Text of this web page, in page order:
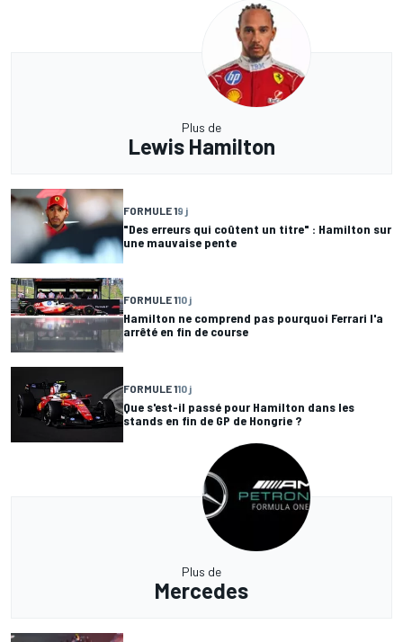
Plus de
Lewis Hamilton
FORMULE 19 j
"Des erreurs qui coûtent un titre" : Hamilton sur
une mauvaise pente
FORMULE 110 j
Hamilton ne comprend pas pourquoi Ferrari l'a
arrêté en fin de course
FORMULE 110 j
Que s'est-il passé pour Hamilton dans les
stands en fin de GP de Hongrie ?
Plus de
Mercedes